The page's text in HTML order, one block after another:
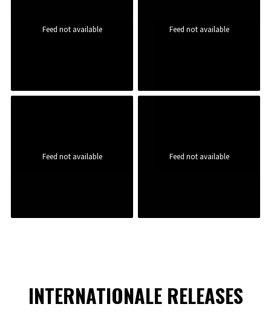
Feed not available Feed not available
Feed not available Feed not available
INTERNATIONALE RELEASES